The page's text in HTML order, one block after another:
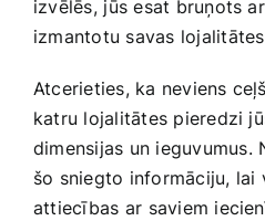
izvēlēs, ⁣jūs‌ esat bruņots
izmantotu savas
Atcerieties, ka neviens
katru lojalitātes pieredzi
dimensijas un
šo sniegto informāciju, lai
attiecības⁤ ar saviem